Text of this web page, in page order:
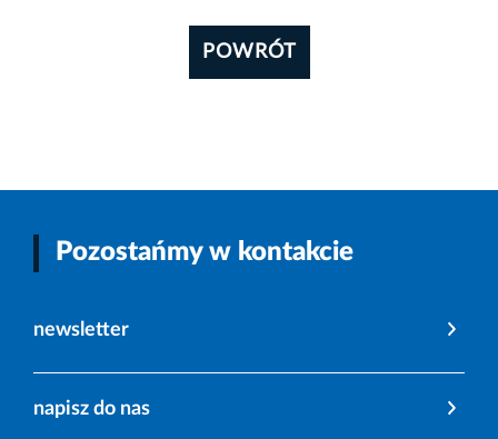
POWRÓT
Pozostańmy w kontakcie
newsletter
napisz do nas